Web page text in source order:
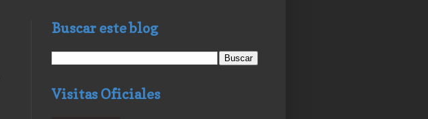
Buscar este blog
Visitas Oficiales